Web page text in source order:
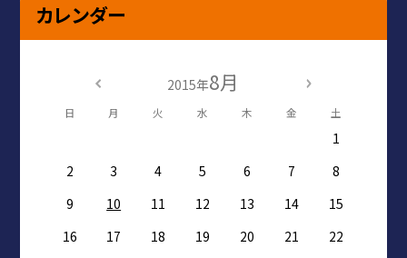
カレンダー
2015年8月
日 月 火 水 木 金 土
1
2
3 4 5 6 7
8
9
10 11 12 13 14
15
16
17 18 19 20 21
22